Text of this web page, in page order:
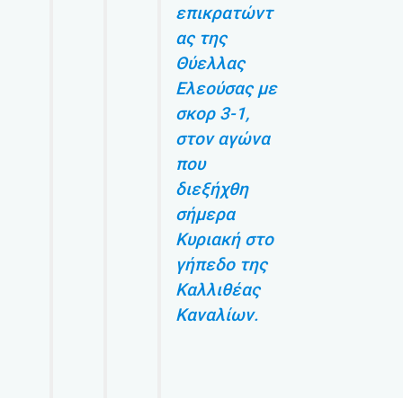
επικρατώντ
ας της
Θύελλας
Ελεούσας με
σκορ 3-1,
στον αγώνα
που
διεξήχθη
σήμερα
Κυριακή στο
γήπεδο της
Καλλιθέας
Καναλίων.